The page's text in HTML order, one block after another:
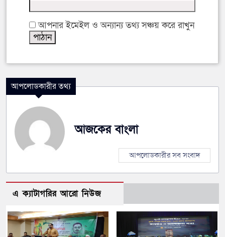
আপনার ইমেইল ও অন্যান্য তথ্য সঞ্চয় করে রাখুন
আপলোডকারীর তথ্য
আজকের বাংলা
আপলোডকারীর সব সংবাদ
এ ক্যাটাগরির আরো নিউজ